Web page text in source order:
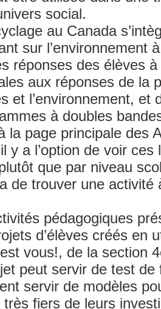
social.
au Canada
sur l’environnement
réponses des élèves
aux réponses de la
et l’environnement, et
à doubles
la page principale des
y a l’option de voir
que par niveau
de trouver une activité
pédagogiques
d’élèves créés en
vous!, de la section
peut servir de test de
servir de modèles
très fiers de leurs